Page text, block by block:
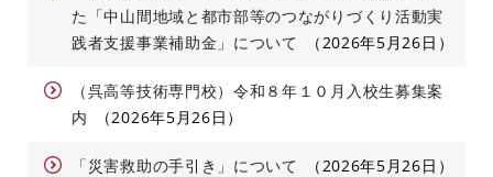
た「中山間地域と都市部等のつながりづくり活動実
践者支援事業補助金」について
2026年5月26日
（呉高等技術専門校）令和８年１０月入校生募集案
内
2026年5月26日
「災害救助の手引き」について 2026年5月26日